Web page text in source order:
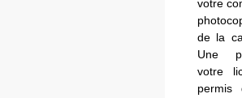
votre
de la
Une
votre
permis